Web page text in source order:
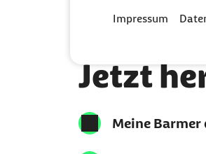
Impressum
Jetzt
Meine